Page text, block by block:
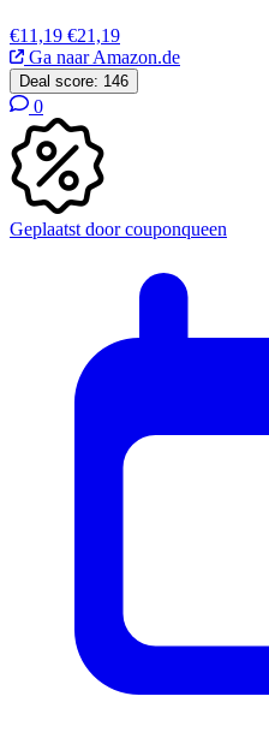
€11,19 €21,19
Ga naar Amazon.de
Deal score: 146
0
Geplaatst doorcouponqueen